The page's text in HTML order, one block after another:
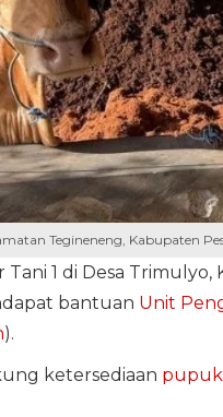
Tegineneng, Kabupaten
Tani 1 di Desa
bantuan Unit
).
ketersediaan